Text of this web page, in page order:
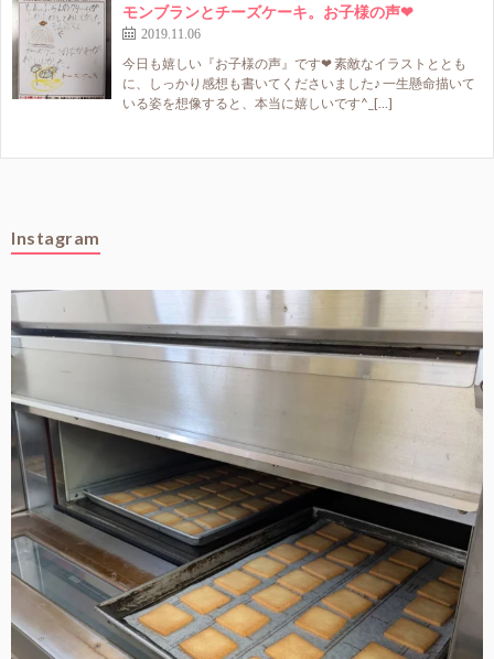
モンブランとチーズケーキ。お子様の声❤
2019.11.06
今日も嬉しい『お子様の声』です❤ 素敵なイラストととも
に、しっかり感想も書いてくださいました♪ 一生懸命描いて
いる姿を想像すると、本当に嬉しいです^_[…]
Instagram